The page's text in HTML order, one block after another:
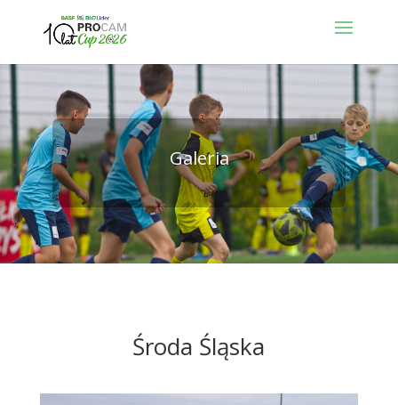
Galeria
Środa Śląska